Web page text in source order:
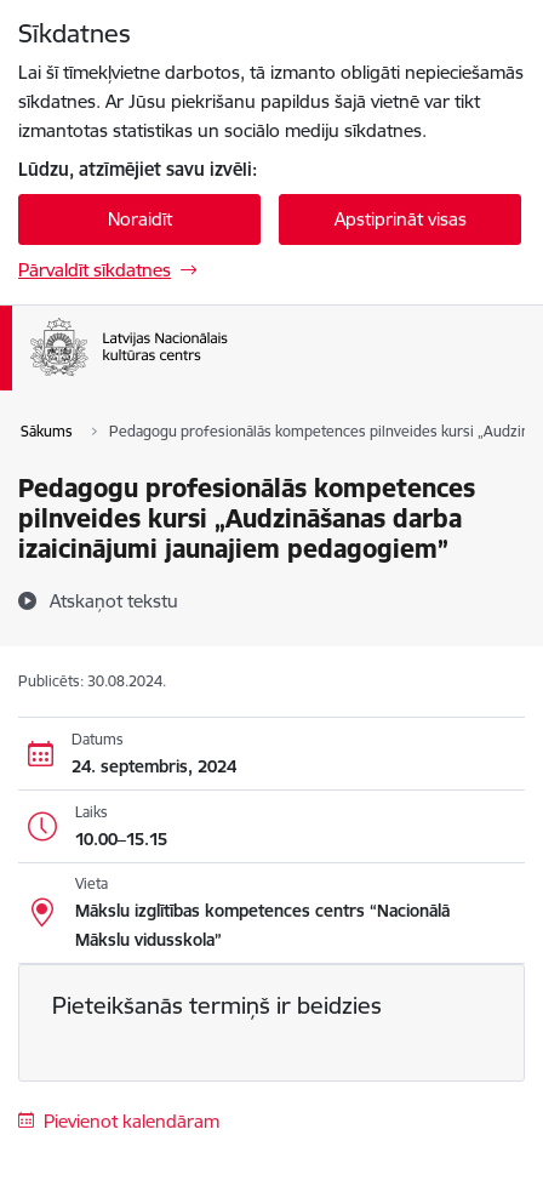
Sīkdatnes
Lai šī tīmekļvietne darbotos, tā izmanto obligāti nepieciešamās
sīkdatnes. Ar Jūsu piekrišanu papildus šajā vietnē var tikt
izmantotas statistikas un sociālo mediju sīkdatnes.
Lūdzu, atzīmējiet savu izvēli:
Noraidīt Apstiprināt visas
Pārvaldīt sīkdatnes
Sākums Pedagogu profesionālās kompetences pilnveides kursi
Pedagogu profesionālās kompetences
pilnveides kursi „Audzināšanas darba
izaicinājumi jaunajiem pedagogiem”
Atskaņot tekstu
Publicēts: 30.08.2024.
Datums
24. septembris, 2024
Laiks
10.00–15.15
Vieta
Mākslu izglītības kompetences centrs “Nacionālā
Mākslu vidusskola”
Pieteikšanās termiņš ir beidzies
Pievienot kalendāram